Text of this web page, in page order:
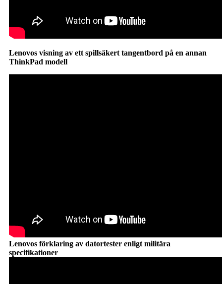
Lenovos visning av ett spillsäkert tangentbord på en annan
ThinkPad modell
Lenovos förklaring av datortester enligt militära
specifikationer